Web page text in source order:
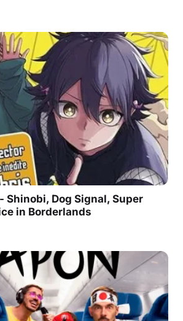
Shinobi, Dog Signal, Super
in Borderlands